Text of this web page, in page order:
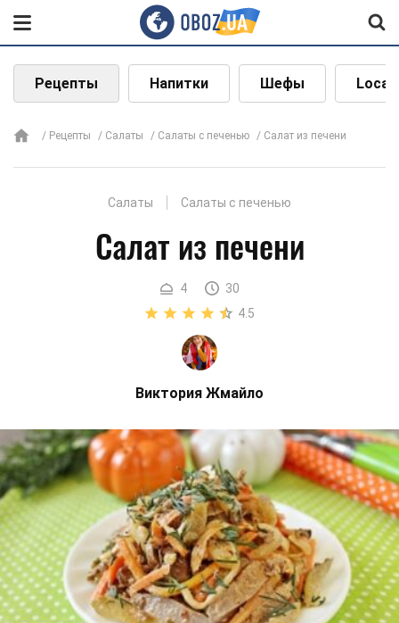
Рецепты Напитки Шефы Local
Рецепты Салаты Салаты с печенью Салат из печени
Салаты Салаты с печенью
Салат из печени
4
30
4.5
Виктория Жмайло